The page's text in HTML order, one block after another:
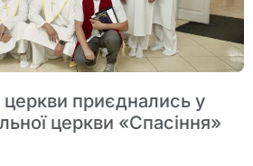
церкви приєднались у
церкви «Спасіння»